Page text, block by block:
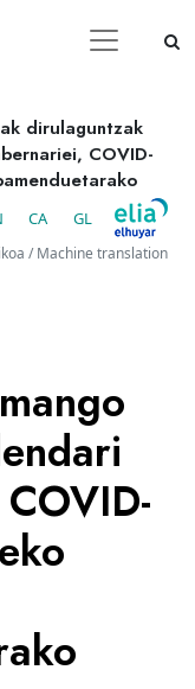
dirulaguntzak
COVID-
CA GL
/ Machine translation